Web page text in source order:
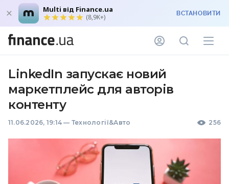
Multi від Finance.ua
(8,9K+) ВСТАНОВИТИ
LinkedIn запускає новий
маркетплейс для авторів
контенту
11.06.2026, 19:14 — Технології&Авто 256